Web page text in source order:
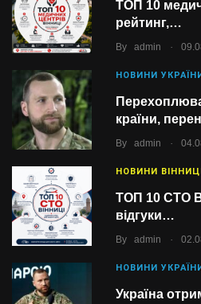
ТОП 10
рейтинг,…
By admin .
НОВИНИ
країни,
By admin .
НОВИНИ
ТОП 10 СТО
відгуки…
By admin .
НОВИНИ
Україна